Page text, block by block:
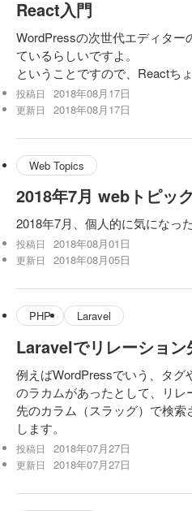
React入門
WordPressの次世代エディター
ているらしいですよ。
ということですので、Reactち
投稿日 2018年08月17日
更新日 2018年08月17日
Web Topics
2018年7月 webトピッ
2018年7月、個人的に気になっ
投稿日 2018年08月01日
更新日 2018年08月05日
PHP Laravel
Laravelでリレーション
例えばWordPressでいう、タグ
のラカムがあったとして、リ
先のカラム（スラッグ）で検
します。
投稿日 2018年07月27日
更新日 2018年07月27日